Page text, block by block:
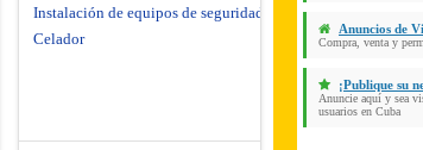
Instalación de equipos de seguridad y protección
Celador
Anuncios de
Compra, venta y
¡Publique su
Anuncie aquí y sea
usuarios en Cuba